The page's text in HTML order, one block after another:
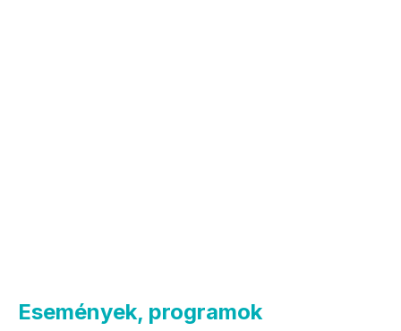
Események, programok